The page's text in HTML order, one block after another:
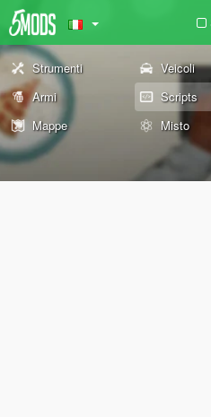
Strumenti Veicoli
Armi
Scripts
Mappe
Misto